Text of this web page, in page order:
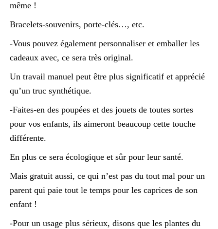
même !
Bracelets-souvenirs, porte-clés…, etc.
-Vous pouvez également personnaliser et emballer les
cadeaux avec, ce sera très original.
Un travail manuel peut être plus significatif et apprécié
qu’un truc synthétique.
-Faites-en des poupées et des jouets de toutes sortes
pour vos enfants, ils aimeront beaucoup cette touche
différente.
En plus ce sera écologique et sûr pour leur santé.
Mais gratuit aussi, ce qui n’est pas du tout mal pour un
parent qui paie tout le temps pour les caprices de son
enfant !
-Pour un usage plus sérieux, disons que les plantes du